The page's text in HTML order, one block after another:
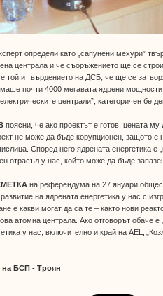
определи като „сапунени мехури”
централа и че съоръжението ще се
той и твърдението на ДСБ, че ще се
почти 4000 мегавата ядрени
централи”, категоричен бе
поясни, че ако проектът е готов, цената
не може да бъде корупционен, защото е
Според него ядрената енергетика е
отрасъл у нас, който може да бъде
на референдума на 27 януари
на ядрената енергетика у нас с
е какви могат да са те – както нови
атомна централа. Ако отговорът обаче
у нас, включително и край на АЕЦ
БСП - Троян